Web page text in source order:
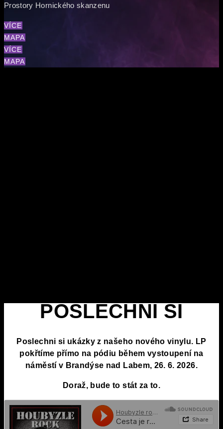
Prostory Hornického skanzenu
VÍCE
MAPA
VÍCE
MAPA
POSLECHNI SI
Poslechni si ukázky z našeho nového vinylu. LP
pokřtíme přímo na pódiu během vystoupení na
náměstí v Brandýse nad Labem, 26. 6. 2026.
Doraž, bude to stát za to.